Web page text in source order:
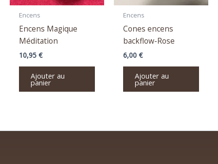
Encens
Encens Magique
Méditation
10,95 €
Ajouter au
panier
Encens
Cones encens
backflow-Rose
6,00 €
Ajouter au
panier